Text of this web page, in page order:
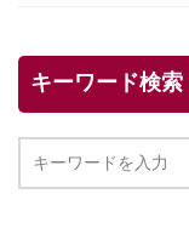
キーワード検索